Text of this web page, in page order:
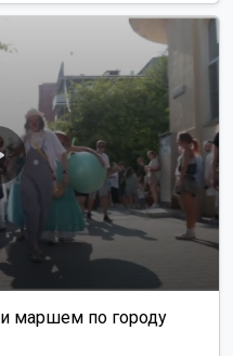
маршем по городу